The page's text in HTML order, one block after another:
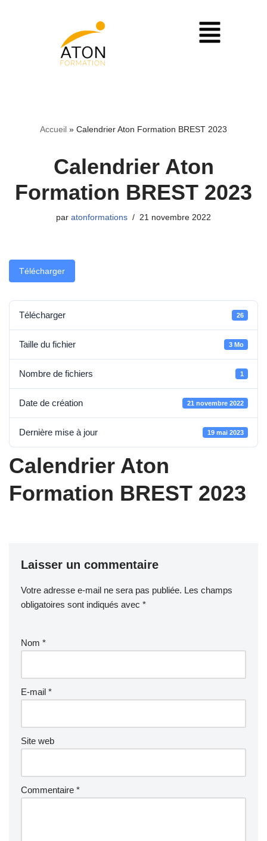
Accueil » Calendrier Aton Formation BREST 2023
Calendrier Aton
Formation BREST 2023
par atonformations 21 novembre 2022
Télécharger
Télécharger 26
Taille du fichier 3 Mo
Nombre de fichiers 1
Date de création 21 novembre 2022
Dernière mise à jour 19 mai 2023
Calendrier Aton
Formation BREST 2023
Laisser un commentaire
Votre adresse e-mail ne sera pas publiée. Les champs
obligatoires sont indiqués avec *
Nom *
E-mail *
Site web
Commentaire *